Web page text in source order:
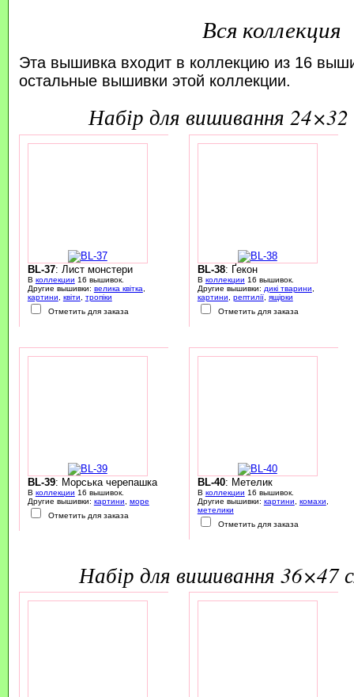
Вся коллекция
Эта вышивка входит в коллекцию из 16
остальные вышивки этой коллекции.
набір для вишивання 24×32
BL-37: Лист монстери
В коллекции 16 вышивок.
Другие вышивки: велика квітка
картини
квіти
тропіки
Отметить для заказа
BL-38: Ґекон
В коллекции 16 вышивок.
Другие вышивки: дикі тварини
картини
рептилії, ящірки
Отметить для заказа
BL-39: Морська черепашка
В коллекции 16 вышивок.
Другие вышивки: картини
море
Отметить для заказа
BL-40: Метелик
В коллекции 16 вышивок.
Другие вышивки: картини комахи
метелики
Отметить для заказа
набір для вишивання